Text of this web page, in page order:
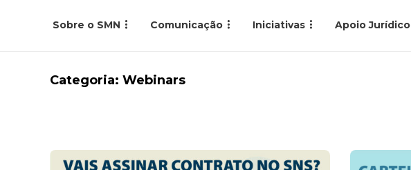
Sobre o SMN Comunicação Iniciativas Apoio Jurídico
Categoria: Webinars